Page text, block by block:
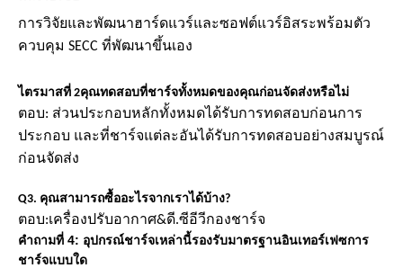
การวิจัยและพัฒนาฮาร์ดแวร์และซอฟต์แวร์อิสระพร้อมตัว
ควบคุม SECC ที่พัฒนาขึ้นเอง
ไตรมาสที่ 2คุณทดสอบที่ชาร์จทั้งหมดของคุณก่อนจัดส่งหรือไม่
ตอบ: ส่วนประกอบหลักทั้งหมดได้รับการทดสอบก่อนการ
ประกอบ และที่ชาร์จแต่ละอันได้รับการทดสอบอย่างสมบูรณ์
ก่อนจัดส่ง
Q3. คุณสามารถซื้ออะไรจากเราได้บ้าง?
ตอบ:เครื่องปรับอากาศ&ดี.ซีอีวีกองชาร์จ
คำถามที่ 4: อุปกรณ์ชาร์จเหล่านี้รองรับมาตรฐานอินเทอร์เฟซการ
ชาร์จแบบใด